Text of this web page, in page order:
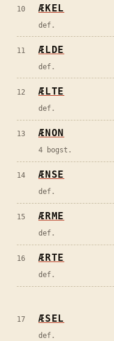
10 ÆKEL
def.
11 ÆLDE
def.
12 ÆLTE
def.
13 ÆNON
4 bogst.
14 ÆNSE
def.
15 ÆRME
def.
16 ÆRTE
def.
17 ÆSEL
def.